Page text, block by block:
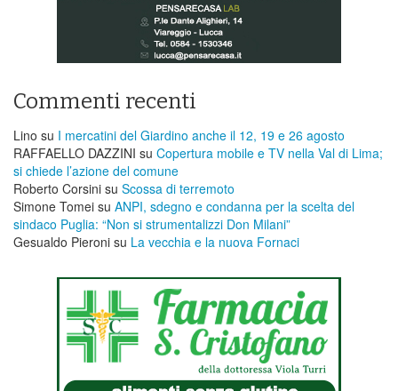
Commenti recenti
Lino su I mercatini del Giardino anche il 12, 19 e 26 agosto
RAFFAELLO DAZZINI su ​Copertura mobile e TV nella Val di Lima;
si chiede l’azione del comune
Roberto Corsini su Scossa di terremoto
Simone Tomei su ANPI, sdegno e condanna per la scelta del
sindaco Puglia: “Non si strumentalizzi Don Milani”
Gesualdo Pieroni su La vecchia e la nuova Fornaci